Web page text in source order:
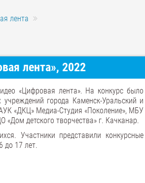
лента
лента», 2022
«Цифровая лента». На конкурс было
города Каменск-Уральский и
«ДКЦ» Медиа-Студия «Поколение», МБУ
детского творчества» г. Качканар.
Участники представили конкурсные
до 17 лет.